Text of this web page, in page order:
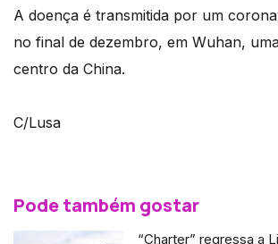
A doença é transmitida por um
no final de dezembro, em Wuhan,
centro da China.
C/Lusa
Pode também gostar
“Charter” regressa a